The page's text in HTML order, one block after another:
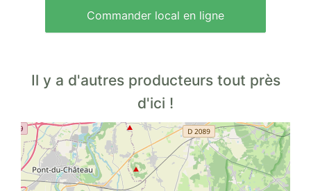
Commander local en ligne
Il y a d'autres producteurs tout près
d'ici !